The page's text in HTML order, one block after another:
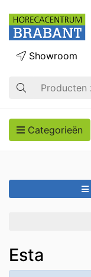
Zoek op
Showroom
Categorieën
Esta